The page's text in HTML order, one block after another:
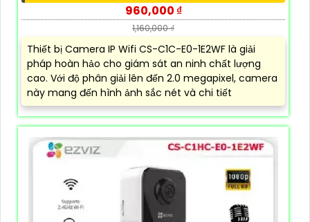
960,000 ₫
1,160,000 ₫
Thiết bị Camera IP Wifi CS-C1C-E0-1E2WF là giải
pháp hoàn hảo cho giám sát an ninh chất lượng
cao. Với độ phân giải lên đến 2.0 megapixel, camera
này mang đến hình ảnh sắc nét và chi tiết